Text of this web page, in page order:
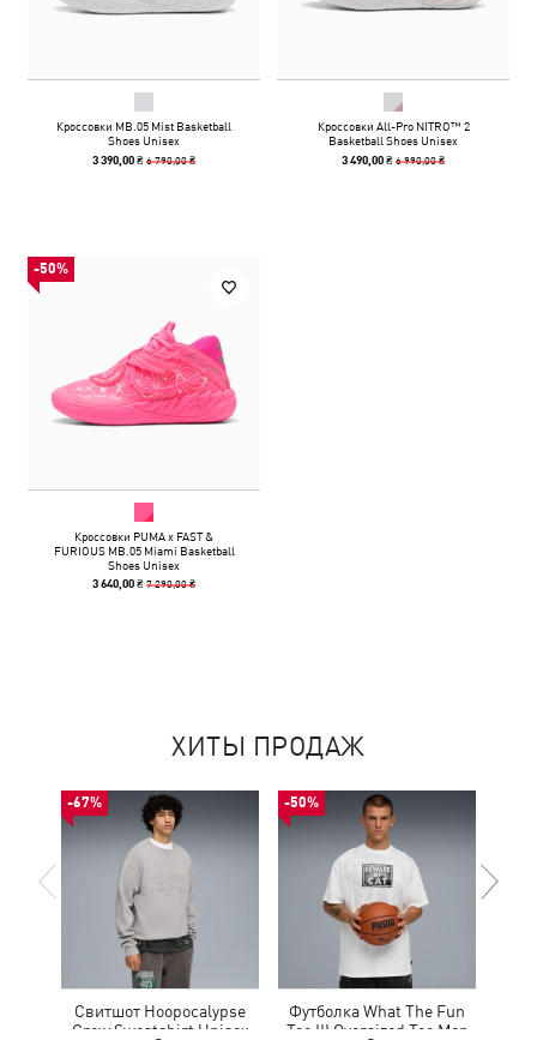
Кроссовки MB.05 Mist Basketball
Shoes Unisex
3 390,00 ₴6 790,00 ₴
Кроссовки All-Pro NITRO™ 2
Basketball Shoes Unisex
3 490,00 ₴6 990,00 ₴
-50%
Кроссовки PUMA x FAST &
FURIOUS MB.05 Miami Basketball
Shoes Unisex
3 640,00 ₴7 290,00 ₴
ХИТЫ ПРОДАЖ
-67%
Свитшот Hoopocalypse
Crew Sweatshirt Unisex
-50%
Футболка What The Fun
Tee III Oversized Tee Men